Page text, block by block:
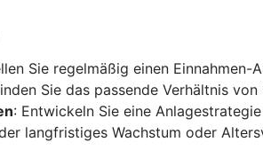
Sie regelmäßig einen
Sie das passende Verhältnis
: Entwickeln Sie eine
langfristiges Wachstum oder